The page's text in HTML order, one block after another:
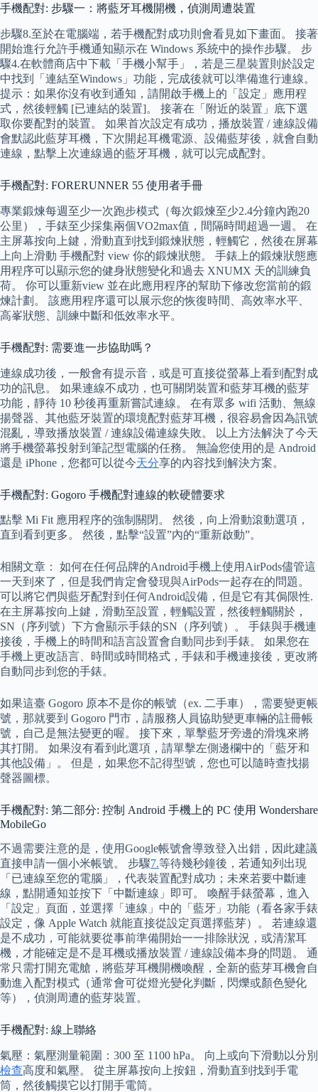
手機配對: 步驟一：將藍牙耳機開機，偵測周遭裝置
步驟8.至於在電腦端，若手機配對成功則會看見如下畫面。 接著
開始進行允許手機通知顯示在 Windows 系統中的操作步驟。 步
驟4.在軟體商店中下載「手機小幫手」，若是三星裝置則於設定
中找到「連結至Windows」功能，完成後就可以準備進行連線。
提示：如果你沒有收到通知，請開啟手機上的「設定」應用程
式，然後輕觸 [已連結的裝置]。 接著在「附近的裝置」底下選
取你要配對的裝置。 如果首次設定有成功，播放裝置 / 連線設備
會默認此藍芽耳機，下次開起耳機電源、設備藍芽後，就會自動
連線，點擊上次連線過的藍牙耳機，就可以完成配對。
手機配對: FORERUNNER 55 使用者手冊
專業鍛煉每週至少一次跑步模式（每次鍛煉至少2.4分鐘內跑20
公里），手錶至少採集兩個VO2max值，間隔時間超過一週。 在
主屏幕按向上鍵，滑動直到找到鍛煉狀態，輕觸它，然後在屏幕
上向上滑動 手機配對 view 你的鍛煉狀態。 手錶上的鍛煉狀態應
用程序可以顯示您的健身狀態變化和過去 XNUMX 天的訓練負
荷。 你可以重新view 並在此應用程序的幫助下修改您當前的鍛
煉計劃。 該應用程序還可以展示您的恢復時間、高效率水平、
高峯狀態、訓練中斷和低效率水平。
手機配對: 需要進一步協助嗎？
連線成功後，一般會有提示音，或是可直接從螢幕上看到配對成
功的訊息。 如果連線不成功，也可關閉裝置和藍芽耳機的藍芽
功能，靜待 10 秒後再重新嘗試連線。 在有眾多 wifi 活動、無線
揚聲器、其他藍牙裝置的環境配對藍芽耳機，很容易會因為訊號
混亂，導致播放裝置 / 連線設備連線失敗。 以上方法解決了今天
將手機螢幕投射到筆記型電腦的任務。 無論您使用的是 Android
還是 iPhone，您都可以從今天分享的內容找到解決方案。
手機配對: Gogoro 手機配對連線的軟硬體要求
點擊 Mi Fit 應用程序的強制關閉。 然後，向上滑動滾動選項，
直到看到更多。 然後，點擊“設置”內的“重新啟動”。
相關文章： 如何在任何品牌的Android手機上使用AirPods儘管這
一天到來了，但是我們肯定會發現與AirPods一起存在的問題。
可以將它們與藍牙配對到任何Android設備，但是它有其侷限性.
在主屏幕按向上鍵，滑動至設置，輕觸設置，然後輕觸關於，
SN（序列號）下方會顯示手錶的SN（序列號）。 手錶與手機連
接後，手機上的時間和語言設置會自動同步到手錶。 如果您在
手機上更改語言、時間或時間格式，手錶和手機連接後，更改將
自動同步到您的手錶。
如果這臺 Gogoro 原本不是你的帳號（ex. 二手車），需要變更帳
號，那就要到 Gogoro 門市，請服務人員協助變更車輛的註冊帳
號，自己是無法變更的喔。 接下來，單擊藍牙旁邊的滑塊來將
其打開。 如果沒有看到此選項，請單擊左側邊欄中的「藍牙和
其他設備」。 但是，如果您不記得型號，您也可以隨時查找揚
聲器圖標。
手機配對: 第二部分: 控制 Android 手機上的 PC 使用 Wondershare
MobileGo
不過需要注意的是，使用Google帳號會導致登入出錯，因此建議
直接申請一個小米帳號。 步驟7.等待幾秒鐘後，若通知列出現
「已連線至您的電腦」，代表裝置配對成功；未來若要中斷連
線，點開通知並按下「中斷連線」即可。 喚醒手錶螢幕，進入
「設定」頁面，並選擇「連線」中的「藍牙」功能（看各家手錶
設定，像 Apple Watch 就能直接從設定頁選擇藍芽）。 若連線還
是不成功，可能就要從事前準備開始一一排除狀況，或清潔耳
機，才能確定是不是耳機或播放裝置 / 連線設備本身的問題。 通
常只需打開充電艙，將藍芽耳機開機喚醒，全新的藍芽耳機會自
動進入配對模式（通常會可從燈光變化判斷，閃爍或顏色變化
等），偵測周遭的藍芽裝置。
手機配對: 線上聯絡
氣壓：氣壓測量範圍：300 至 1100 hPa。 向上或向下滑動以分別
檢查高度和氣壓。 從主屏幕按向上按鈕，滑動直到找到手電
筒，然後觸摸它以打開手電筒。